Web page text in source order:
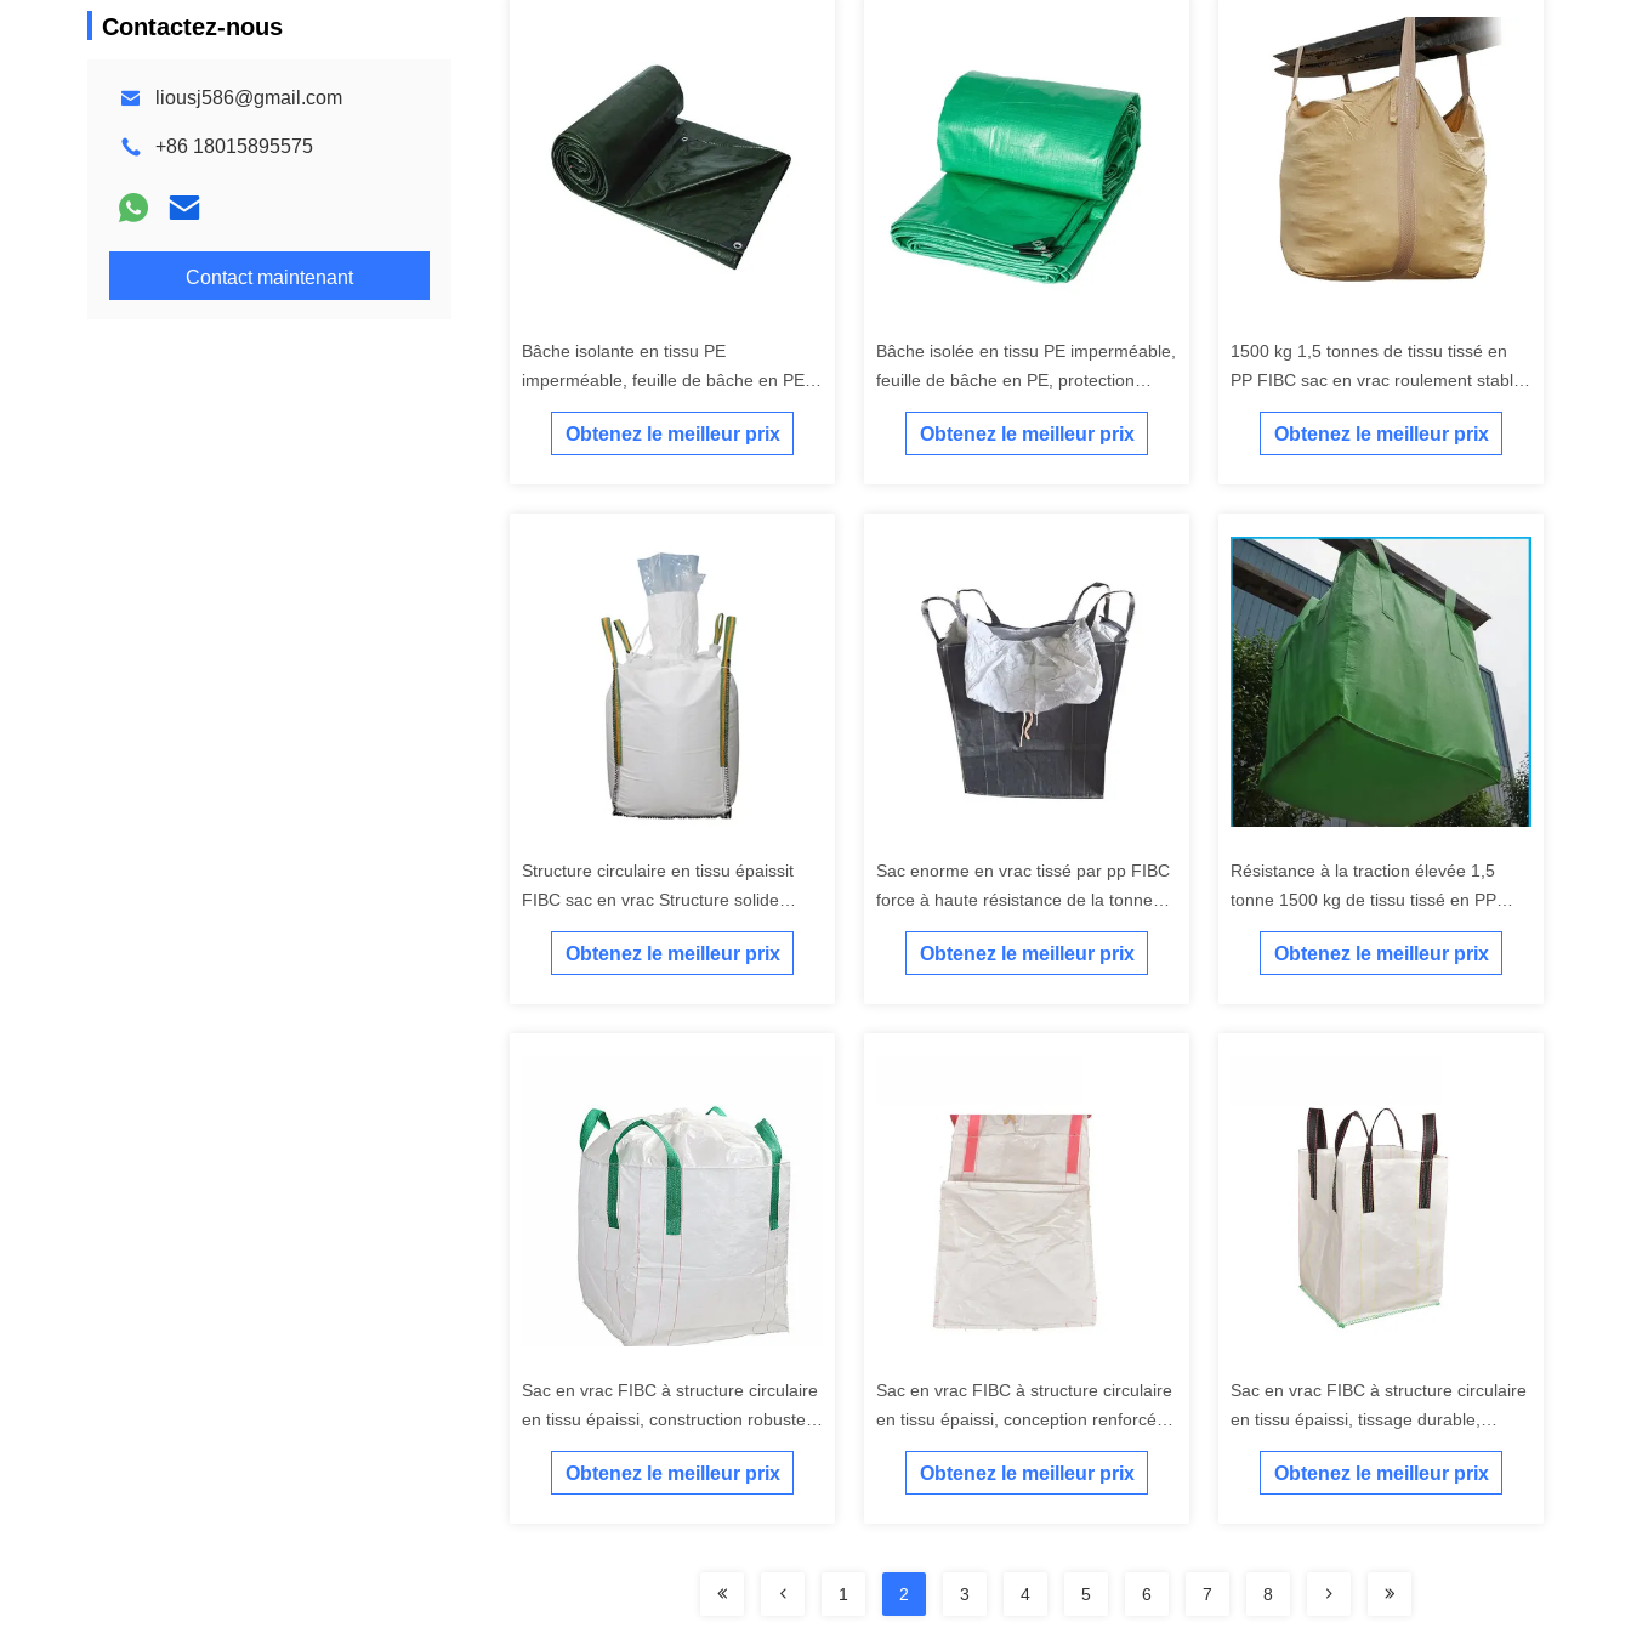
Contactez-nous
liousj586@gmail.com
+86 18015895575
Contact maintenant
Bâche isolante en tissu PE
imperméable, feuille de bâche en PE
durable pour la volaille
Obtenez le meilleur prix
Bâche isolée en tissu PE imperméable,
feuille de bâche en PE, protection
solide pour la volaille
Obtenez le meilleur prix
1500 kg 1,5 tonnes de tissu tissé en
PP FIBC sac en vrac roulement stable
à haute traction pour le stockage en
Obtenez le meilleur prix
Structure circulaire en tissu épaissit
FIBC sac en vrac Structure solide
Transport sécurisé
Obtenez le meilleur prix
Sac enorme en vrac tissé par pp FIBC
force à haute résistance de la tonne
1500kg de 1,5 pour l'emballage en
Obtenez le meilleur prix
Résistance à la traction élevée 1,5
tonne 1500 kg de tissu tissé en PP
FIBC sac jumbo en vrac pour le
transport en vrac
Obtenez le meilleur prix
Sac en vrac FIBC à structure circulaire
en tissu épaissi, construction robuste,
manipulation sécurisée
Obtenez le meilleur prix
Sac en vrac FIBC à structure circulaire
en tissu épaissi, conception renforcée,
stockage fiable
Obtenez le meilleur prix
Sac en vrac FIBC à structure circulaire
en tissu épaissi, tissage durable,
longue durée de vie
Obtenez le meilleur prix
1 2 3 4 5 6 7 8